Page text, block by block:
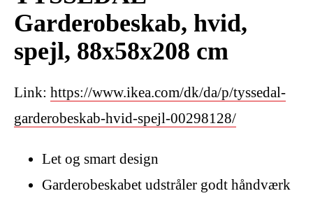
Garderobeskab, hvid,
spejl, 88x58x208 cm
Link: https://www.ikea.com/dk/da/p/tyssedal-
garderobeskab-hvid-spejl-00298128/
Let og smart design
Garderobeskabet udstråler godt håndværk